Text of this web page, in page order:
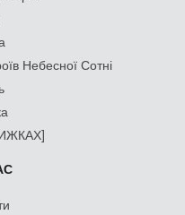
Небесної Сотні